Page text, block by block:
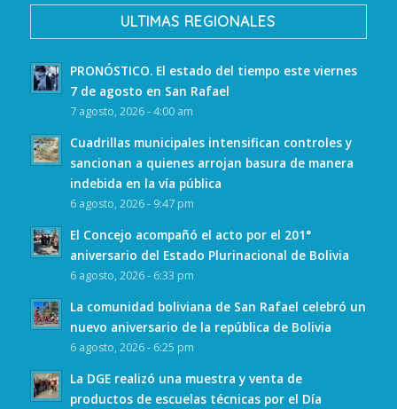
ULTIMAS REGIONALES
PRONÓSTICO. El estado del tiempo este viernes
7 de agosto en San Rafael
7 agosto, 2026 - 4:00 am
Cuadrillas municipales intensifican controles y
sancionan a quienes arrojan basura de manera
indebida en la vía pública
6 agosto, 2026 - 9:47 pm
El Concejo acompañó el acto por el 201°
aniversario del Estado Plurinacional de Bolivia
6 agosto, 2026 - 6:33 pm
La comunidad boliviana de San Rafael celebró un
nuevo aniversario de la república de Bolivia
6 agosto, 2026 - 6:25 pm
La DGE realizó una muestra y venta de
productos de escuelas técnicas por el Día